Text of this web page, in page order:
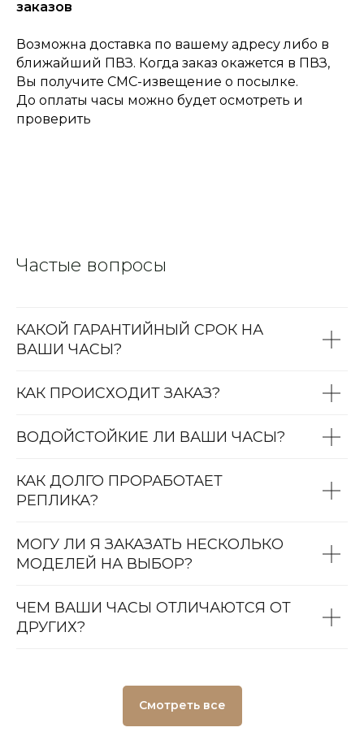
заказов
Возможна доставка по вашему адресу либо в
ближайший ПВЗ. Когда заказ окажется в ПВЗ,
Вы получите СМС-извещение о посылке.
До оплаты часы можно будет осмотреть и
проверить
Частые вопросы
КАКОЙ ГАРАНТИЙНЫЙ СРОК НА
ВАШИ ЧАСЫ?
КАК ПРОИСХОДИТ ЗАКАЗ?
ВОДОЙСТОЙКИЕ ЛИ ВАШИ ЧАСЫ?
КАК ДОЛГО ПРОРАБОТАЕТ
РЕПЛИКА?
МОГУ ЛИ Я ЗАКАЗАТЬ НЕСКОЛЬКО
МОДЕЛЕЙ НА ВЫБОР?
ЧЕМ ВАШИ ЧАСЫ ОТЛИЧАЮТСЯ ОТ
ДРУГИХ?
Смотреть все